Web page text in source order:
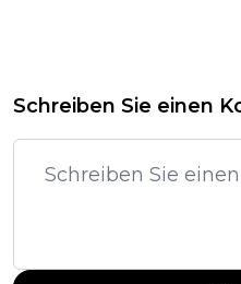
Schreiben Sie einen